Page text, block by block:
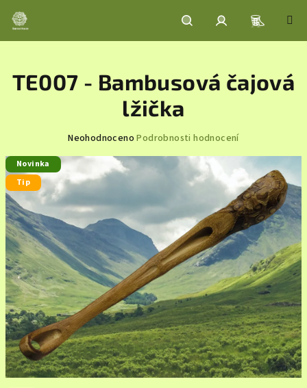
obsah
HledatPřihlášeníNákupní
košík
TE007 - Bambusová čajová
lžička
Průměrné
produktu
je
0,0
z
5
hvězdiček.
Neohodnoceno Podrobnosti hodnocení
Novinka
Tip